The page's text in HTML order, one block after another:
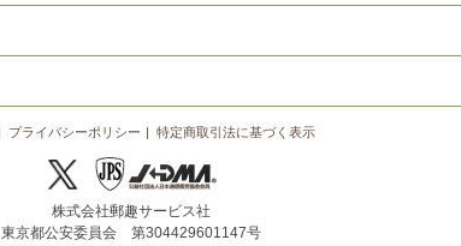
プライバシーポリシー 特定商取引法に基づく表示
株式会社郵趣サービス社
東京都公安委員会 第304429601147号